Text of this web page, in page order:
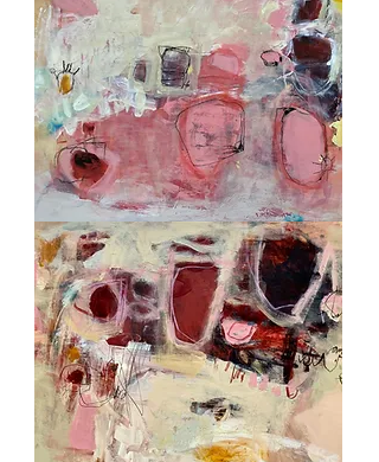
Down
under
2